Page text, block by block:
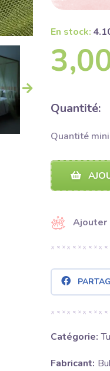
En stock:
Quantité:
Quantité
Ajouter
Catégorie:
Fabricant: